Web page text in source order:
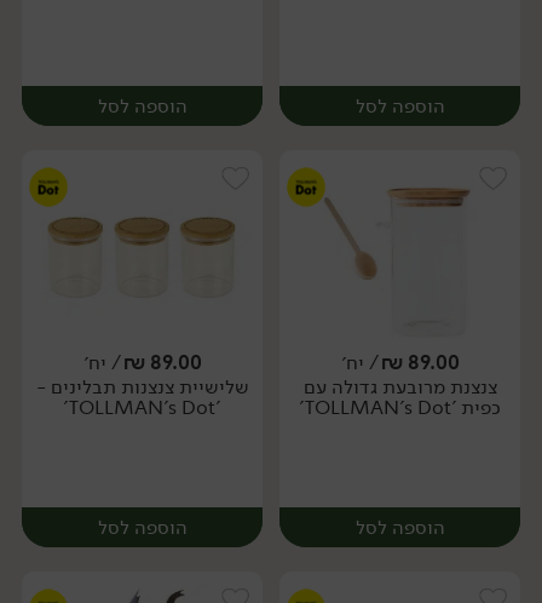
הוספה לסל
יח׳
הוספה לסל
יח׳
89.00
₪/ יח׳
צנצנת מרובעת גדולה עם
כפית 'TOLLMAN's Dot'
הוספה לסל
89.00
₪/ יח׳
שלישיית צנצנות תבלינים -
'TOLLMAN's Dot'
הוספה לסל